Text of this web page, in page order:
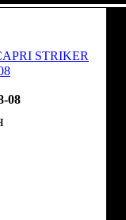
STRIKER
08